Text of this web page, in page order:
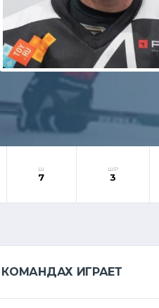
Ш
7
ШР
3
КОМАНДАХ ИГРАЕТ